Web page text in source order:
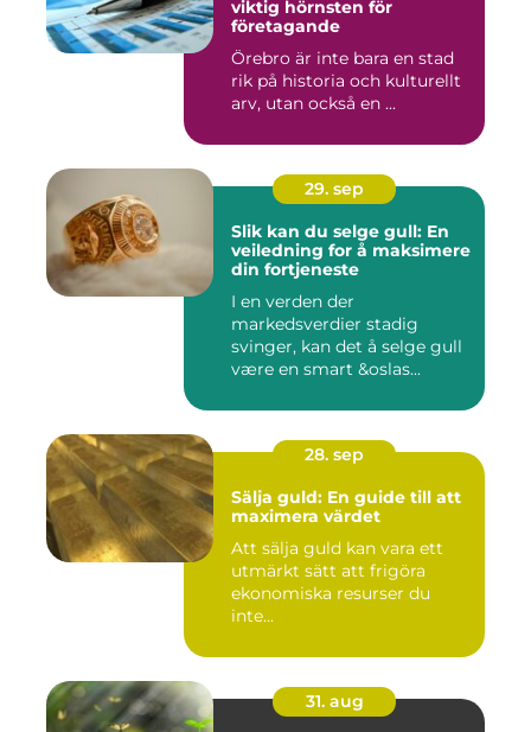
viktig hörnsten för
företagande
Örebro är inte bara en stad
rik på historia och kulturellt
arv, utan också en ...
29. sep
Slik kan du selge gull: En
veiledning for å maksimere
din fortjeneste
I en verden der
markedsverdier stadig
svinger, kan det å selge gull
være en smart &oslas...
28. sep
Sälja guld: En guide till att
maximera värdet
Att sälja guld kan vara ett
utmärkt sätt att frigöra
ekonomiska resurser du
inte...
31. aug